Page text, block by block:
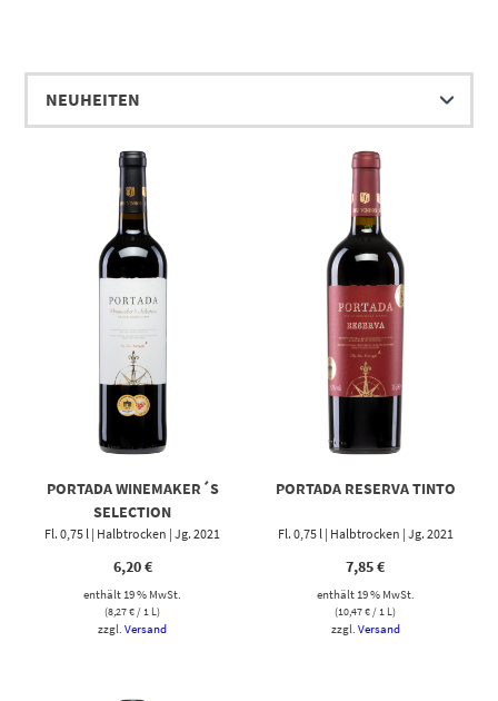
PORTADA WINEMAKER´S
SELECTION
Fl. 0,75 l | Halbtrocken | Jg. 2021
6,20€
enthält 19 % MwSt.
(8,27€/ 1 L)
zzgl.Versand
PORTADA RESERVA TINTO
Fl. 0,75 l | Halbtrocken | Jg. 2021
7,85€
enthält 19 % MwSt.
(10,47€/ 1 L)
zzgl. Versand